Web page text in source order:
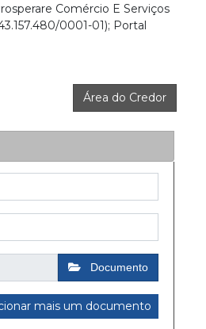
Comércio E Serviços
0001-01); Portal
Área do Credor
Documento
mais um documento